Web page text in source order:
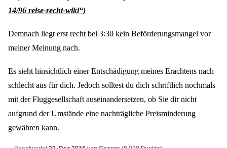
14/96 reise-recht-wiki“)
Demnach liegt erst recht bei 3:30 kein Beförderungsmangel vor
meiner Meinung nach.
Es sieht hinsichtlich einer Entschädigung meines Erachtens nach
schlecht aus für dich. Jedoch solltest du dich schriftlich nochmals
mit der Fluggesellschaft auseinandersetzen, ob Sie dir nicht
aufgrund der Umstände eine nachträgliche Preisminderung
gewähren kann.